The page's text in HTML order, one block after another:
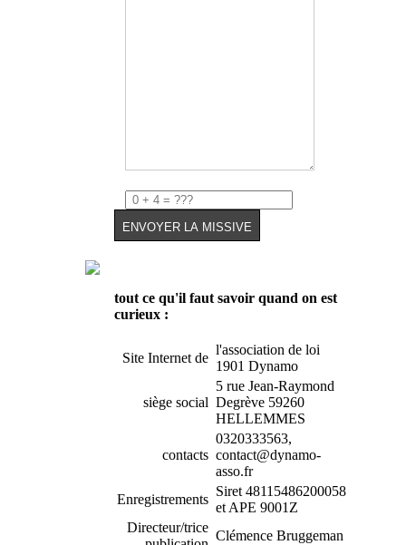
tout ce qu'il faut savoir quand on est
curieux :
Site Internet de
l'association de loi
1901 Dynamo
siège social
5 rue Jean-Raymond
Degrève 59260
HELLEMMES
contacts
0320333563,
contact@dynamo-
asso.fr
Enregistrements
Siret 48115486200058
et APE 9001Z
Directeur/trice
Clémence Bruggeman